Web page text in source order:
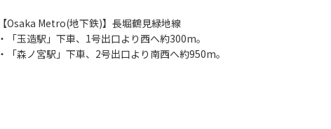
【Osaka Metro(地下鉄)】長堀鶴見緑地線
・「玉造駅」下車、1号出口より西へ約300m。
・「森ノ宮駅」下車、2号出口より南西へ約950m。